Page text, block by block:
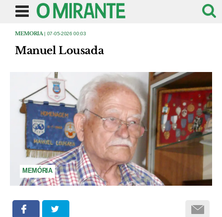
MEMORIA | 07-05-2026 00:03
Manuel Lousada
MEMÓRIA